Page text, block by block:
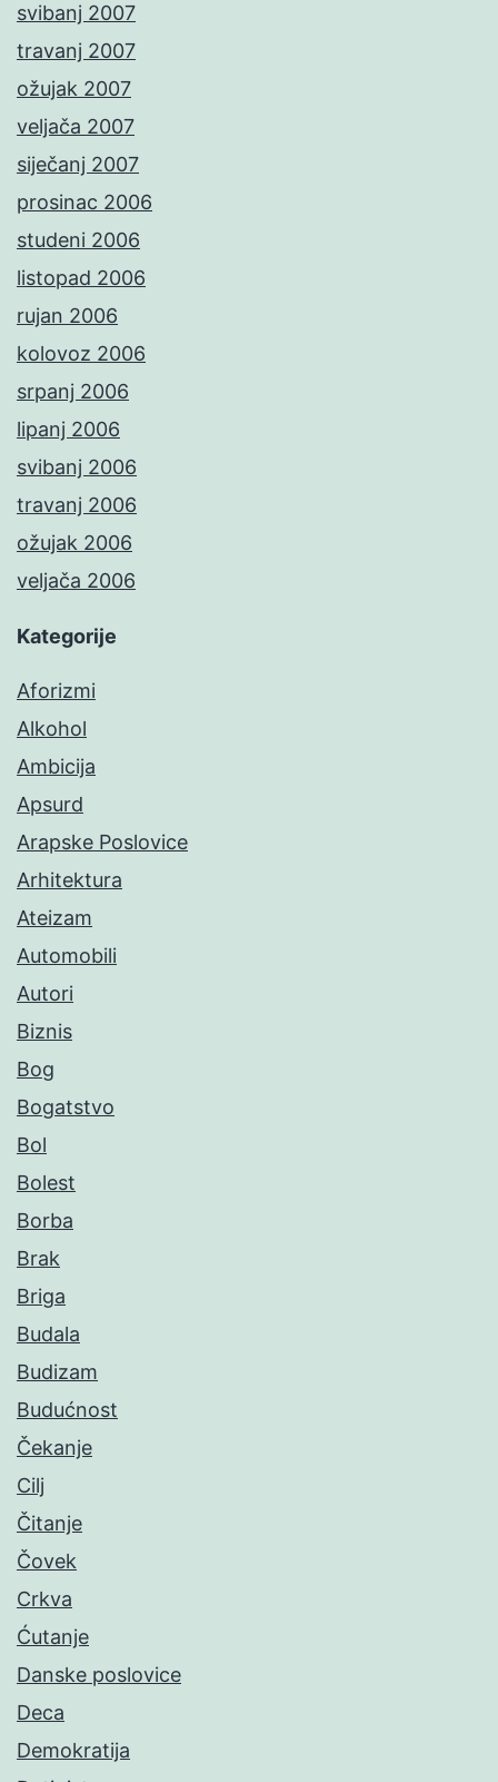
svibanj 2007
travanj 2007
ožujak 2007
veljača 2007
siječanj 2007
prosinac 2006
studeni 2006
listopad 2006
rujan 2006
kolovoz 2006
srpanj 2006
lipanj 2006
svibanj 2006
travanj 2006
ožujak 2006
veljača 2006
Kategorije
Aforizmi
Alkohol
Ambicija
Apsurd
Arapske Poslovice
Arhitektura
Ateizam
Automobili
Autori
Biznis
Bog
Bogatstvo
Bol
Bolest
Borba
Brak
Briga
Budala
Budizam
Budućnost
Čekanje
Cilj
Čitanje
Čovek
Crkva
Ćutanje
Danske poslovice
Deca
Demokratija